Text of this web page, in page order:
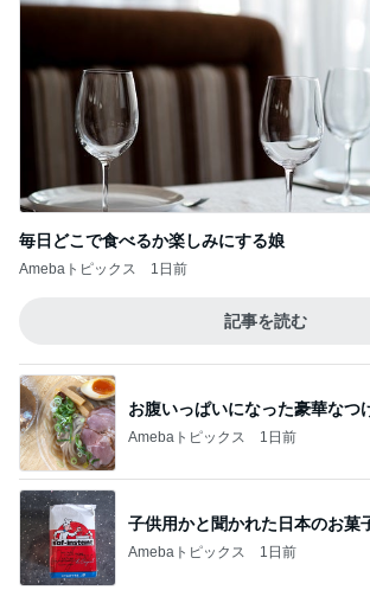
毎日どこで食べるか楽しみにする娘
Amebaトピックス 1日前
記事を読む
お腹いっぱいになった豪華なつ
Amebaトピックス 1日前
子供用かと聞かれた日本のお菓
Amebaトピックス 1日前